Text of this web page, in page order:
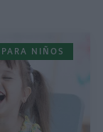
NIÑOS